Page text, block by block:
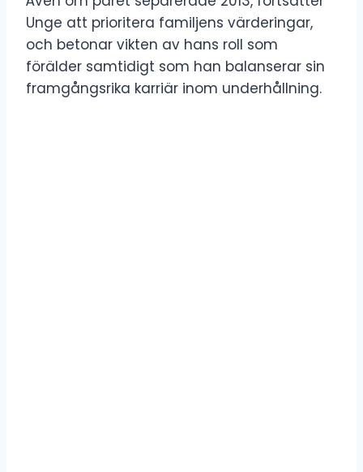
Unge att prioritera familjens värderingar,
och betonar vikten av hans roll som
förälder samtidigt som han balanserar sin
framgångsrika karriär inom underhållning.